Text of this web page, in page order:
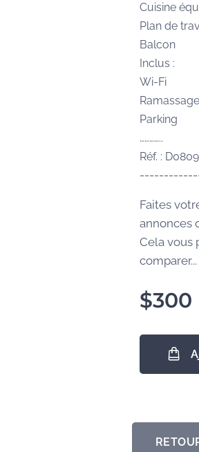
Cuisine
Plan de
Balcon
Inclus :
Wi-Fi
Parking
…………..
Réf. :
Faites
annonces
Cela vous
comparer...
$300